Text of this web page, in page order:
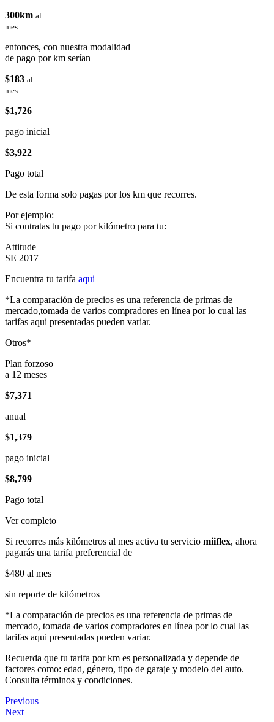
300km al
mes
entonces, con nuestra modalidad
de pago por km serían
$183 al
mes
$1,726
pago inicial
$3,922
Pago total
De esta forma solo pagas por los km que recorres.
Por ejemplo:
Si contratas tu pago por kilómetro para tu:
Attitude
SE 2017
Encuentra tu tarifa aqui
*La comparación de precios es una referencia de primas de
mercado,tomada de varios compradores en línea por lo cual las
tarifas aqui presentadas pueden variar.
Otros*
Plan forzoso
a 12 meses
$7,371
anual
$1,379
pago inicial
$8,799
Pago total
Ver completo
Si recorres más kilómetros al mes activa tu servicio miiflex, ahora
pagarás una tarifa preferencial de
$480 al mes
sin reporte de kilómetros
*La comparación de precios es una referencia de primas de
mercado, tomada de varios compradores en línea por lo cual las
tarifas aqui presentadas pueden variar.
Recuerda que tu tarifa por km es personalizada y depende de
factores como: edad, género, tipo de garaje y modelo del auto.
Consulta términos y condiciones.
Previous
Next